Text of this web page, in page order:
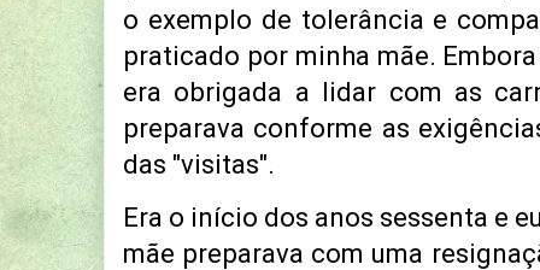
o exemplo de tolerância e
praticado por minha mãe.
era obrigada a lidar com as
preparava conforme as
das "visitas".
Era o início dos anos sessenta e
mãe preparava com uma